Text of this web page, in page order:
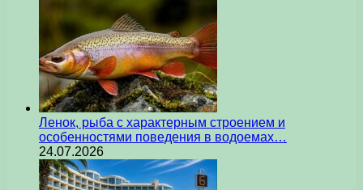
Ленок, рыба с характерным строением и
особенностями поведения в водоемах…
24.07.2026